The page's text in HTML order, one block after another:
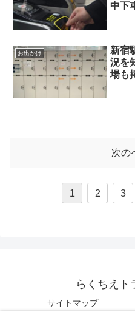
中下
お出かけ
新宿
況を
場も
次の
1 2 3
らくちえト
サイトマップ